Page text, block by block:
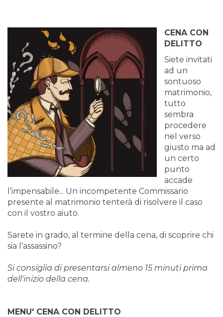
CENA CON
DELITTO
Siete invitati
ad un
sontuoso
matrimonio,
tutto
sembra
procedere
nel verso
giusto ma ad
un certo
punto
accade
l’impensabile... Un incompetente Commissario
presente al matrimonio tenterà di risolvere il caso
con il vostro aiuto.
Sarete in grado, al termine della cena, di scoprire chi
sia l’assassino?
Si consiglia di presentarsi almeno 15 minuti prima
dell'inizio della cena.
MENU' CENA CON DELITTO